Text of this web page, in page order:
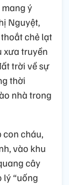
ý
Nguyệt,
chẻ lạt
xưa truyền
trời về sự
thời
nhà trong
con cháu,
vào khu
cây
lý “uống